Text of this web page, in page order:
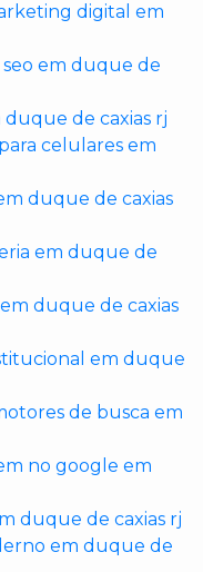
digital em
seo em duque de
duque de caxias rj
celulares em
duque de caxias
em duque de
duque de caxias
em duque
de busca em
no google em
duque de caxias rj
em duque de